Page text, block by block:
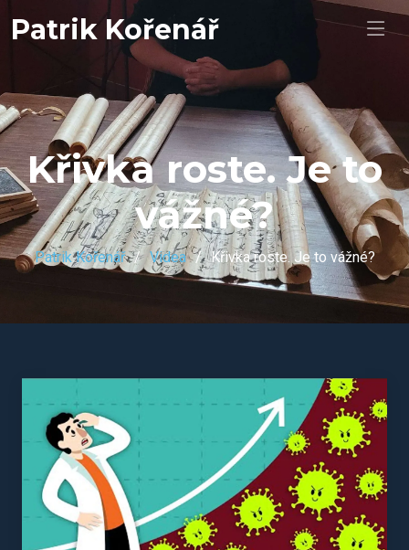
Patrik Kořenář
Křivka roste. Je to
vážné?
Patrik Kořenář Videa Křivka roste. Je to vážné?